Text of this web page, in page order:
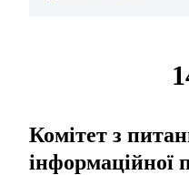
Комітет з
інформаційної